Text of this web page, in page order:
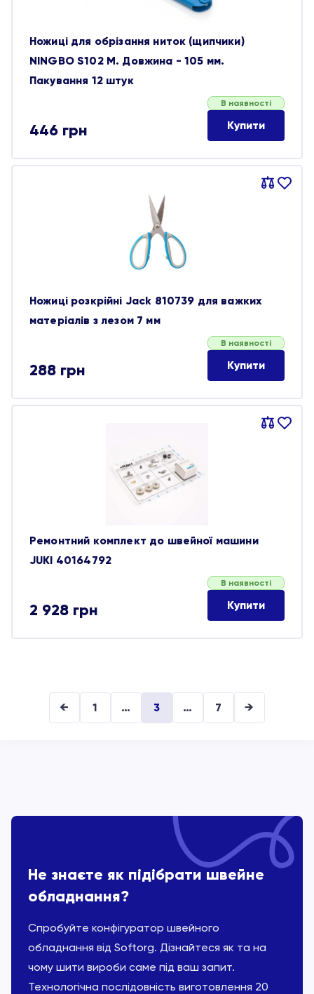
Ножиці для обрізання ниток (щипчики)
NINGBO S102 M. Довжина - 105 мм.
Пакування 12 штук
446 грн
В наявності
Купити
Порівняти
В
Ножиці розкрійні Jack 810739 для важких
матеріалів з лезом 7 мм
288 грн
В наявності
Купити
Порівняти
В
Ремонтний комплект до швейної машини
JUKI 40164792
2 928 грн
В наявності
Купити
← 1 … 3 … 7 →
Не знаєте як підібрати швейне
обладнання?
Спробуйте конфігуратор швейного
обладнання від Softorg. Дізнайтеся як та на
чому шити вироби саме під ваш запит.
Технологічна послідовність виготовлення 20